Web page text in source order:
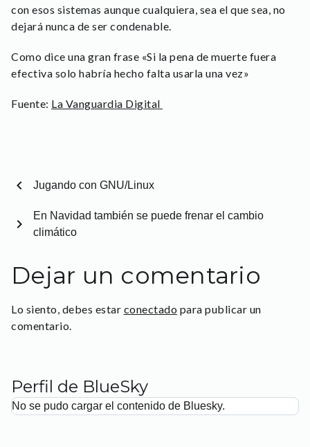
con esos sistemas aunque cualquiera, sea el que sea, no
dejará nunca de ser condenable.
Como dice una gran frase «Si la pena de muerte fuera
efectiva solo habría hecho falta usarla una vez»
Fuente: La Vanguardia Digital
chevron_left Jugando con GNU/Linux
En Navidad también se puede frenar el cambio
climático
chevron_right
Dejar un comentario
Lo siento, debes estar conectado para publicar un
comentario.
Perfil de BlueSky
No se pudo cargar el contenido de Bluesky.